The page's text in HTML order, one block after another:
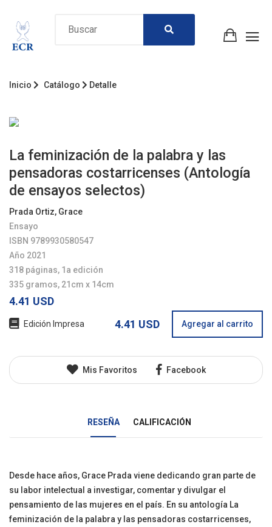
Inicio Catálogo Detalle
La feminización de la palabra y las
pensadoras costarricenses (Antología
de ensayos selectos)
Prada Ortiz, Grace
Ensayo
ISBN 9789930580547
Año 2021
318 páginas, 1a edición
335 gramos, 21cm x 14cm
4.41 USD
Edición Impresa 4.41 USD Agregar al carrito
Mis Favoritos Facebook
RESEÑA CALIFICACIÓN
Desde hace años, Grace Prada viene dedicando gran parte de
su labor intelectual a investigar, comentar y divulgar el
pensamiento de las mujeres en el país. En su antología La
feminización de la palabra y las pensadoras costarricenses,